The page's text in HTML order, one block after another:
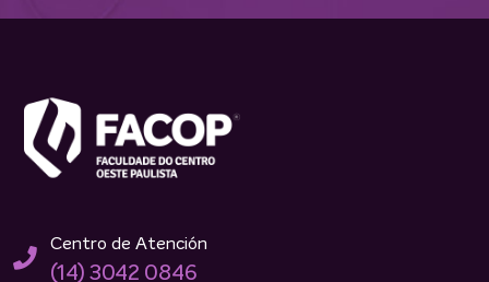
Centro de Atención
(14) 3042 0846